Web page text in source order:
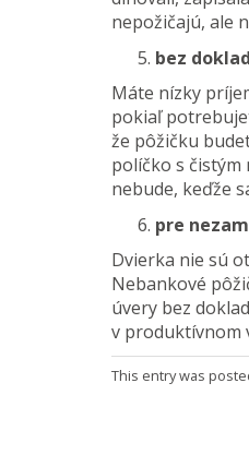
nepožičajú, ale
bez
Máte nízky
pokiaľ
že pôžičku
políčko s
nebude, keďže
pre
Dvierka nie sú
Nebankové
úvery bez
v produktívnom
This entry was